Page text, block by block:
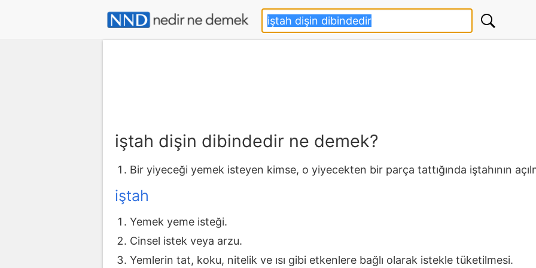
iştah dişin dibindedir ne demek?
Bir yiyeceği yemek isteyen kimse, o yiyecekten bir parça tattığında iştahının
iştah
Yemek yeme isteği.
Cinsel istek veya arzu.
Yemlerin tat, koku, nitelik ve ısı gibi etkenlere bağlı olarak istekle tüketilmesi.